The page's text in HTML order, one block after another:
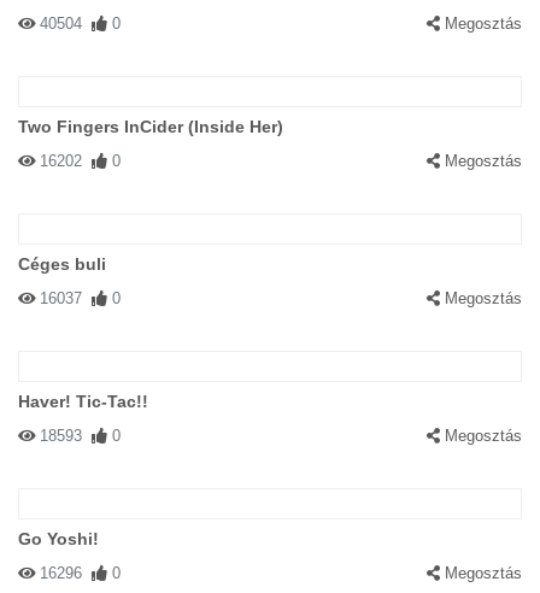
40504 0 Megosztás
Two Fingers InCider (Inside Her)
16202 0 Megosztás
Céges buli
16037 0 Megosztás
Haver! Tic-Tac!!
18593 0 Megosztás
Go Yoshi!
16296 0 Megosztás